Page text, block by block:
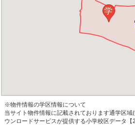
学
※物件情報の学区情報について
当サイト物件情報に記載されております通学区
ウンロードサービスが提供する小学校区データ